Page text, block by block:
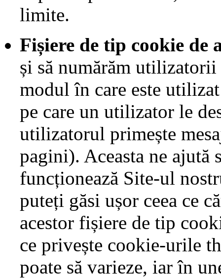
limite.
Fișiere de tip cookie de
și să numărăm
modul în care este
pe care un utilizator le
utilizatorul primește
pagini). Aceasta ne ajută
funcționează Site-ul
puteți găsi ușor ceea ce
acestor fișiere de tip
ce privește cookie-urile
poate să varieze, iar în